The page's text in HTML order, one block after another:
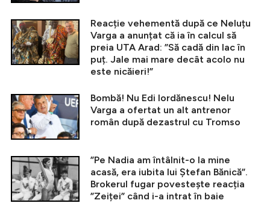
Reacție vehementă după ce Neluțu
Varga a anunțat că ia în calcul să
preia UTA Arad: ”Să cadă din lac în
puț. Jale mai mare decât acolo nu
este nicăieri!”
Bombă! Nu Edi Iordănescu! Nelu
Varga a ofertat un alt antrenor
român după dezastrul cu Tromso
”Pe Nadia am întâlnit-o la mine
acasă, era iubita lui Ștefan Bănică”.
Brokerul fugar povestește reacția
”Zeiței” când i-a intrat în baie